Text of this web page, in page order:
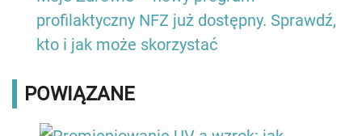
profilaktyczny NFZ już dostępny. Sprawdź,
kto i jak może skorzystać
POWIĄZANE